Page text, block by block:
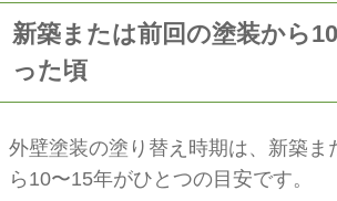
新築または前回の塗装から
った頃
外壁塗装の塗り替え時期は、新築ま
ら10〜15年がひとつの目安です。